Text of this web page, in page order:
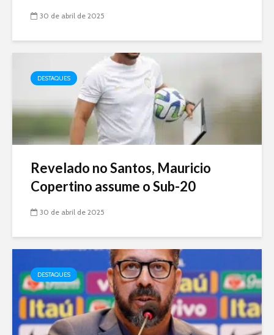
30 de abril de 2025
DESTAQUES
Revelado no Santos, Mauricio
Copertino assume o Sub-20
30 de abril de 2025
DESTAQUES